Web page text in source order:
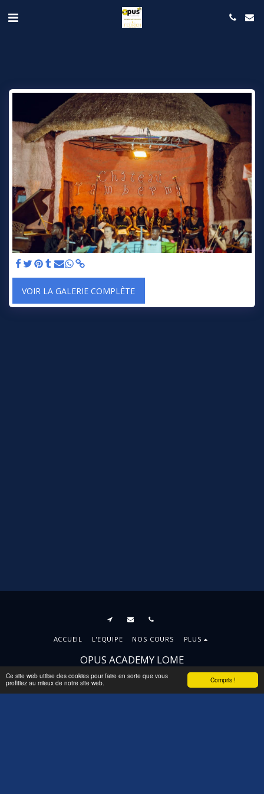
Compris !
Ce site web utilise des cookies pour faire en sorte que vous
profitiez au mieux de notre site web.
VOIR LA GALERIE COMPLÈTE
OPUS ACADEMY LOME
Droits d'auteur © 2026 Tous droits réservés
Conditions d'Utilisations
Confidentialité|Accessibilité
ACCUEIL L'EQUIPE NOS COURS PLUS